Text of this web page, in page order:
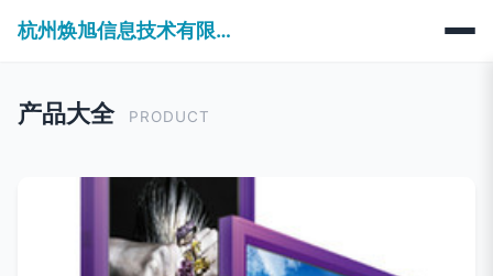
杭州焕旭信息技术有限公司
产品大全 PRODUCT